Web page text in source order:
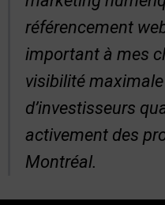
référencement
important à mes
visibilité
d’investisseurs
activement des
Montréal.